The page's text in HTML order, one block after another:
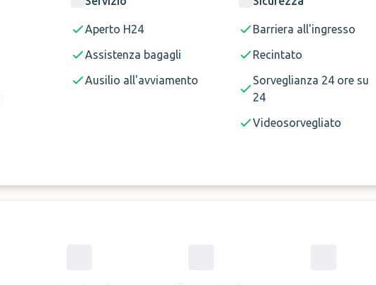
Aperto H24
Assistenza bagagli
Ausilio all'avviamento
Barriera all'ingresso
Recintato
Sorveglianza 24 ore su
24
Videosorvegliato